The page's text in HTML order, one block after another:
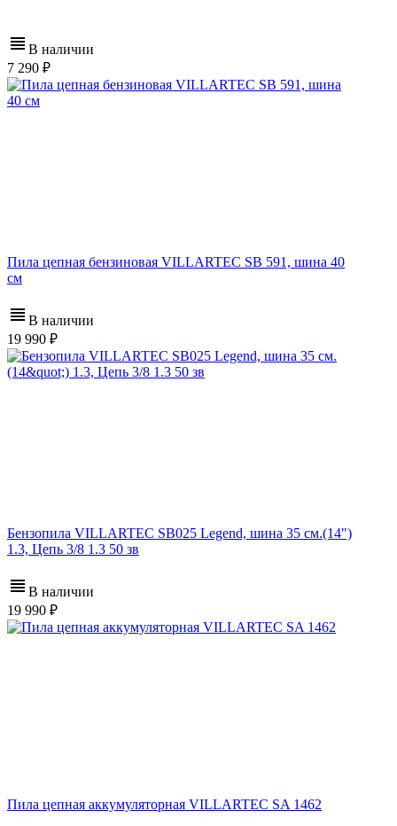
В наличии
7 290
Пила цепная бензиновая VILLARTEC SB 591, шина 40
см
В наличии
19 990
Бензопила VILLARTEC SB025 Legend, шина 35 см.(14")
1.3, Цепь 3/8 1.3 50 зв
В наличии
19 990
Пила цепная аккумуляторная VILLARTEC SA 1462